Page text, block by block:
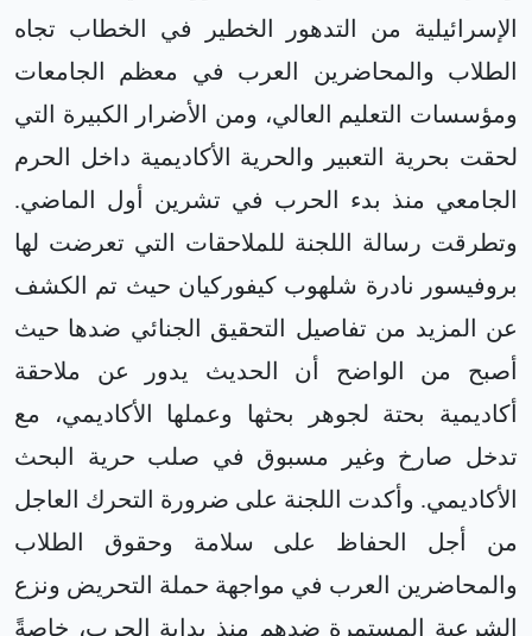
الإسرائيلية من التدهور الخطير في الخطاب تجاه
الطلاب والمحاضرين العرب في معظم الجامعات
ومؤسسات التعليم العالي، ومن الأضرار الكبيرة التي
لحقت بحرية التعبير والحرية الأكاديمية داخل الحرم
الجامعي منذ بدء الحرب في تشرين أول الماضي.
وتطرقت رسالة اللجنة للملاحقات التي تعرضت لها
بروفيسور نادرة شلهوب كيفوركيان حيث تم الكشف
عن المزيد من تفاصيل التحقيق الجنائي ضدها حيث
أصبح من الواضح أن الحديث يدور عن ملاحقة
أكاديمية بحتة لجوهر بحثها وعملها الأكاديمي، مع
تدخل صارخ وغير مسبوق في صلب حرية البحث
الأكاديمي. وأكدت اللجنة على ضرورة التحرك العاجل
من أجل الحفاظ على سلامة وحقوق الطلاب
والمحاضرين العرب في مواجهة حملة التحريض ونزع
الشرعية المستمرة ضدهم منذ بداية الحرب، خاصةً